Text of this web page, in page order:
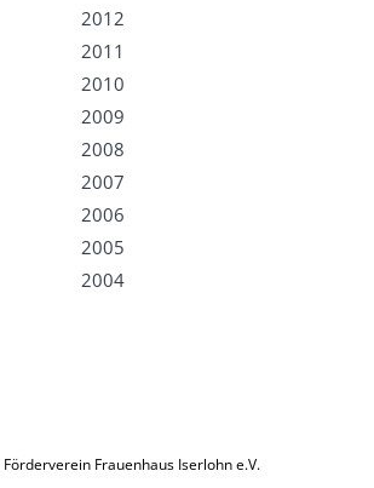
2012
2011
2010
2009
2008
2007
2006
2005
2004
Frauenhaus Iserlohn e.V.